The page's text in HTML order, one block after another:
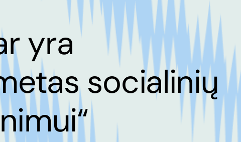
yra
socialinių